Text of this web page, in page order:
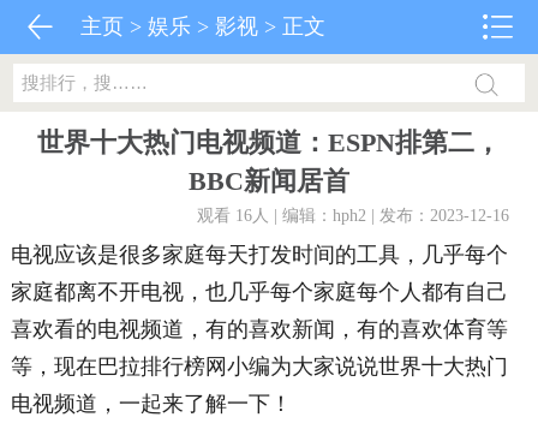
主页 >娱乐 >影视 > 正文
世界十大热门电视频道：ESPN排第二，
BBC新闻居首
观看 16人 | 编辑：hph2 | 发布：2023-12-16
电视应该是很多家庭每天打发时间的工具，几乎每个
家庭都离不开电视，也几乎每个家庭每个人都有自己
喜欢看的电视频道，有的喜欢新闻，有的喜欢体育等
等，现在巴拉排行榜网小编为大家说说世界十大热门
电视频道，一起来了解一下！